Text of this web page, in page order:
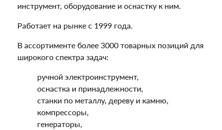
инструмент, оборудование и оснастку к ним.
Работает на рынке с 1999 года.
В ассортименте более 3000 товарных позиций для
широкого спектра задач:
ручной электроинструмент,
оснастка и принадлежности,
станки по металлу, дереву и камню,
компрессоры,
генераторы,